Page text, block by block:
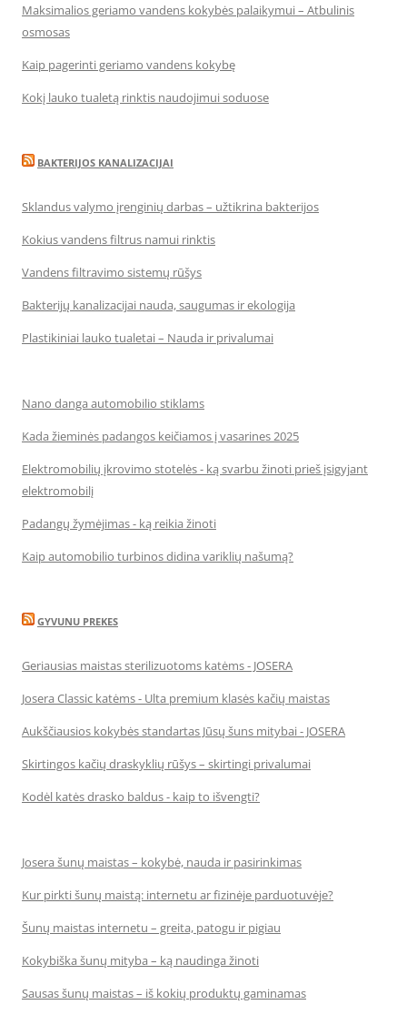
Maksimalios geriamo vandens kokybės palaikymui – Atbulinis
osmosas
Kaip pagerinti geriamo vandens kokybę
Kokį lauko tualetą rinktis naudojimui soduose
BAKTERIJOS KANALIZACIJAI
Sklandus valymo įrenginių darbas – užtikrina bakterijos
Kokius vandens filtrus namui rinktis
Vandens filtravimo sistemų rūšys
Bakterijų kanalizacijai nauda, saugumas ir ekologija
Plastikiniai lauko tualetai – Nauda ir privalumai
Nano danga automobilio stiklams
Kada žieminės padangos keičiamos į vasarines 2025
Elektromobilių įkrovimo stotelės - ką svarbu žinoti prieš įsigyjant
elektromobilį
Padangų žymėjimas - ką reikia žinoti
Kaip automobilio turbinos didina variklių našumą?
GYVUNU PREKES
Geriausias maistas sterilizuotoms katėms - JOSERA
Josera Classic katėms - Ulta premium klasės kačių maistas
Aukščiausios kokybės standartas Jūsų šuns mitybai - JOSERA
Skirtingos kačių draskyklių rūšys – skirtingi privalumai
Kodėl katės drasko baldus - kaip to išvengti?
Josera šunų maistas – kokybė, nauda ir pasirinkimas
Kur pirkti šunų maistą: internetu ar fizinėje parduotuvėje?
Šunų maistas internetu – greita, patogu ir pigiau
Kokybiška šunų mityba – ką naudinga žinoti
Sausas šunų maistas – iš kokių produktų gaminamas